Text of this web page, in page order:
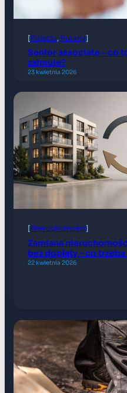
[Pojęcia, Porady]
Senior associate – co
zajmuje?
23 kwietnia 2026
[Nieruchomości]
Zamiana
bez dopłaty – co
22 kwietnia 2026